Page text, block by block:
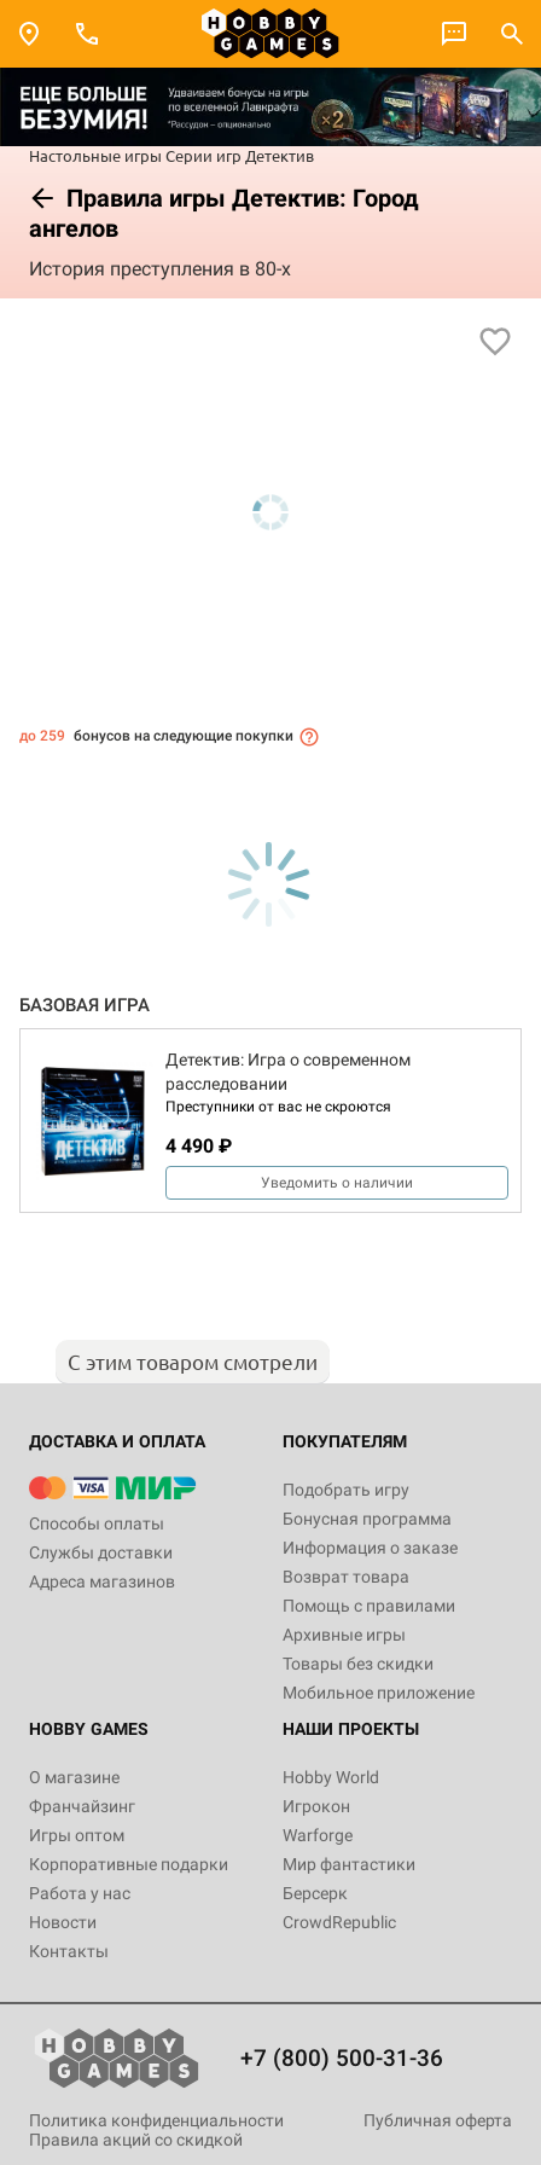
Настольные игры Серии игр Детектив
Правила игры Детектив: Город
ангелов
История преступления в 80-х
до 259 бонусов на следующие покупки
БАЗОВАЯ ИГРА
Детектив: Игра о современном
расследовании
Преступники от вас не скроются
4 490 ₽
Уведомить о наличии
С этим товаром смотрели
ДОСТАВКА И ОПЛАТА
Способы оплаты
Службы доставки
Адреса магазинов
ПОКУПАТЕЛЯМ
Подобрать игру
Бонусная программа
Информация о заказе
Возврат товара
Помощь с правилами
Архивные игры
Товары без скидки
Мобильное приложение
HOBBY GAMES
О магазине
Франчайзинг
Игры оптом
Корпоративные подарки
Работа у нас
Новости
Контакты
НАШИ ПРОЕКТЫ
Hobby World
Игрокон
Warforge
Мир фантастики
Берсерк
CrowdRepublic
+7 (800) 500-31-36
Политика конфиденциальности
Публичная оферта
Правила акций со скидкой